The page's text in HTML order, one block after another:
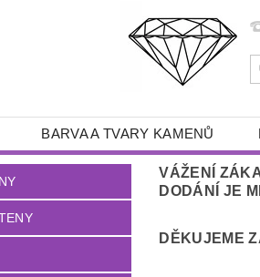
BARVA A TVARY KAMENŮ
VÁŽENÍ
DODÁNÍ JE
DĚKUJEME